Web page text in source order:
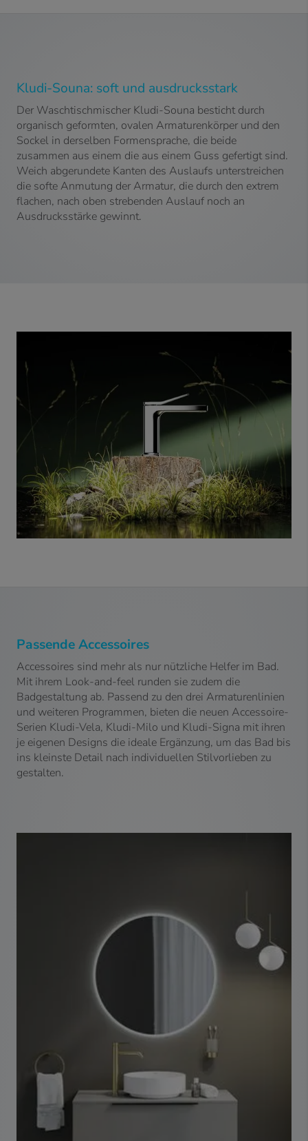
Kludi-Souna: soft und ausdrucksstark
Der Waschtischmischer Kludi-Souna besticht durch
organisch geformten, ovalen Armaturenkörper und den
Sockel in derselben Formensprache, die beide
zusammen aus einem die aus einem Guss gefertigt sind.
Weich abgerundete Kanten des Auslaufs unterstreichen
die softe Anmutung der Armatur, die durch den extrem
flachen, nach oben strebenden Auslauf noch an
Ausdrucksstärke gewinnt.
Passende Accessoires
Accessoires sind mehr als nur nützliche Helfer im Bad.
Mit ihrem Look-and-feel runden sie zudem die
Badgestaltung ab. Passend zu den drei Armaturenlinien
und weiteren Programmen, bieten die neuen Accessoire-
Serien Kludi-Vela, Kludi-Milo und Kludi-Signa mit ihren
je eigenen Designs die ideale Ergänzung, um das Bad bis
ins kleinste Detail nach individuellen Stilvorlieben zu
gestalten.